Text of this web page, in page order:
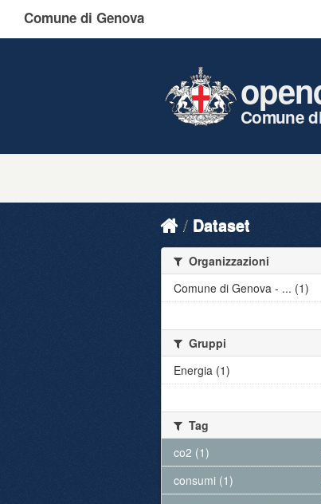
Comune di Genova
Comune
Dataset
Organizzazioni
Comune di Genova - ... (1)
Gruppi
Energia (1)
Tag
co2 (1)
consumi (1)